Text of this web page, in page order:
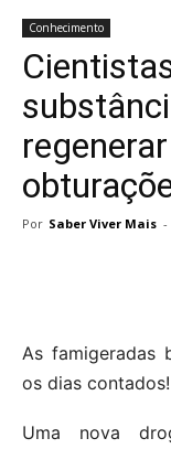
Conhecimento
Por Saber Viver Mais -
As famigeradas
os dias contados!
Uma nova